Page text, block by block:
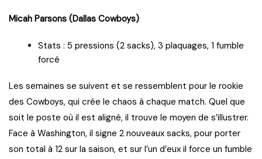
Micah Parsons (Dallas Cowboys)
Stats : 5 pressions (2 sacks), 3 plaquages, 1 fumble
forcé
Les semaines se suivent et se ressemblent pour le rookie
des Cowboys, qui crée le chaos à chaque match. Quel que
soit le poste où il est aligné, il trouve le moyen de s’illustrer.
Face à Washington, il signe 2 nouveaux sacks, pour porter
son total à 12 sur la saison, et sur l’un d’eux il force un fumble